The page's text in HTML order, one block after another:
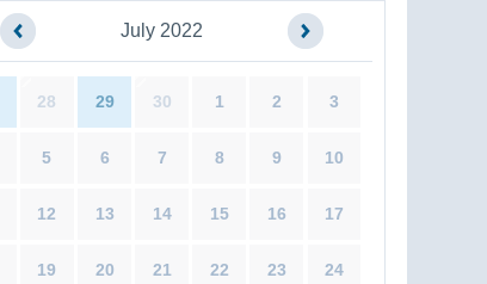
July 2022
28 29 30 1 2 3
5 6 7 8 9 10
12 13 14 15 16 17
19 20 21 22 23 24